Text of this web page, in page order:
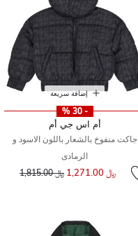
إضافة سريعة
- 30 %
أم اس جي أم
جاكت منفوخ بالشعار باللون الاسود و
الرمادى
﷼ 1,271.00 سعر مخفض من
﷼ 1,815.00 إلى